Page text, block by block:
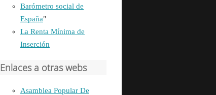
Barómetro social de
España"
La Renta Mínima de
Inserción
Enlaces a otras webs
Asamblea Popular De